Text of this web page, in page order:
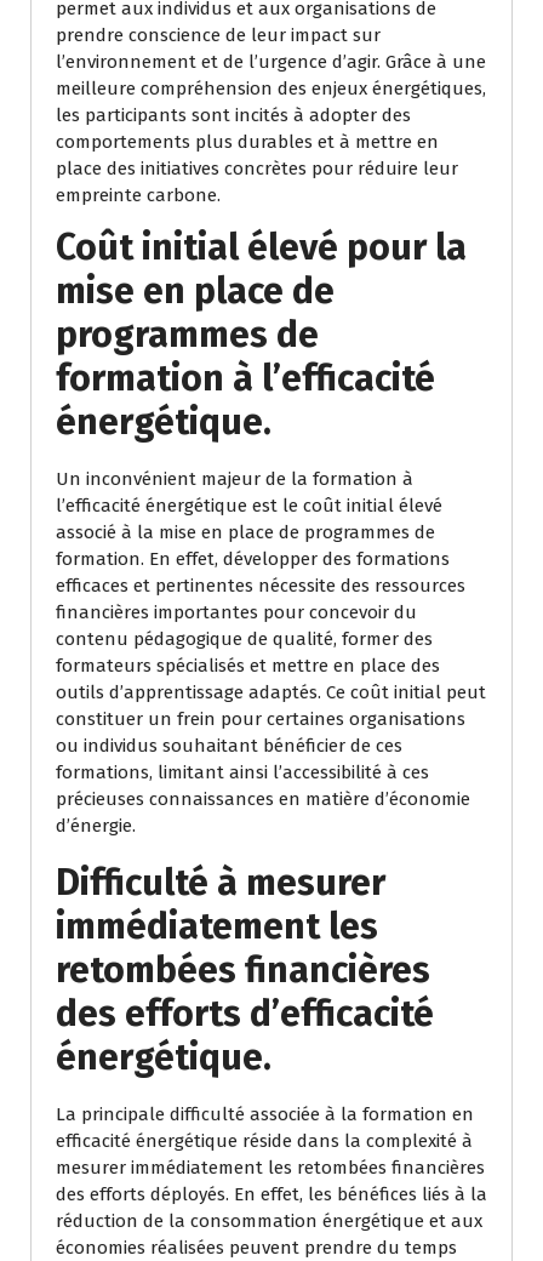
permet aux individus et aux organisations de
prendre conscience de leur impact sur
l’environnement et de l’urgence d’agir. Grâce à une
meilleure compréhension des enjeux énergétiques,
les participants sont incités à adopter des
comportements plus durables et à mettre en
place des initiatives concrètes pour réduire leur
empreinte carbone.
Coût initial élevé pour la
mise en place de
programmes de
formation à l’efficacité
énergétique.
Un inconvénient majeur de la formation à
l’efficacité énergétique est le coût initial élevé
associé à la mise en place de programmes de
formation. En effet, développer des formations
efficaces et pertinentes nécessite des ressources
financières importantes pour concevoir du
contenu pédagogique de qualité, former des
formateurs spécialisés et mettre en place des
outils d’apprentissage adaptés. Ce coût initial peut
constituer un frein pour certaines organisations
ou individus souhaitant bénéficier de ces
formations, limitant ainsi l’accessibilité à ces
précieuses connaissances en matière d’économie
d’énergie.
Difficulté à mesurer
immédiatement les
retombées financières
des efforts d’efficacité
énergétique.
La principale difficulté associée à la formation en
efficacité énergétique réside dans la complexité à
mesurer immédiatement les retombées financières
des efforts déployés. En effet, les bénéfices liés à la
réduction de la consommation énergétique et aux
économies réalisées peuvent prendre du temps